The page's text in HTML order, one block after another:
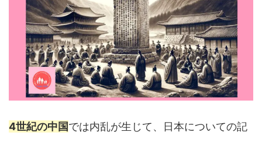
4世紀の中国では内乱が生じて、日本についての記